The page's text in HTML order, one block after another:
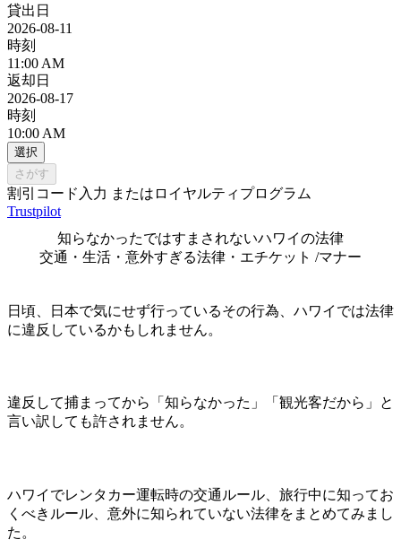
貸出日
2026-08-11
時刻
11:00 AM
返却日
2026-08-17
時刻
10:00 AM
選択
さがす
割引コード入力 またはロイヤルティプログラム
Trustpilot
知らなかったではすまされないハワイの法律
交通・生活・意外すぎる法律・エチケット /マナー
日頃、日本で気にせず行っているその行為、ハワイでは法律
に違反しているかもしれません。
違反して捕まってから「知らなかった」「観光客だから」と
言い訳しても許されません。
ハワイでレンタカー運転時の交通ルール、旅行中に知ってお
くべきルール、意外に知られていない法律をまとめてみまし
た。